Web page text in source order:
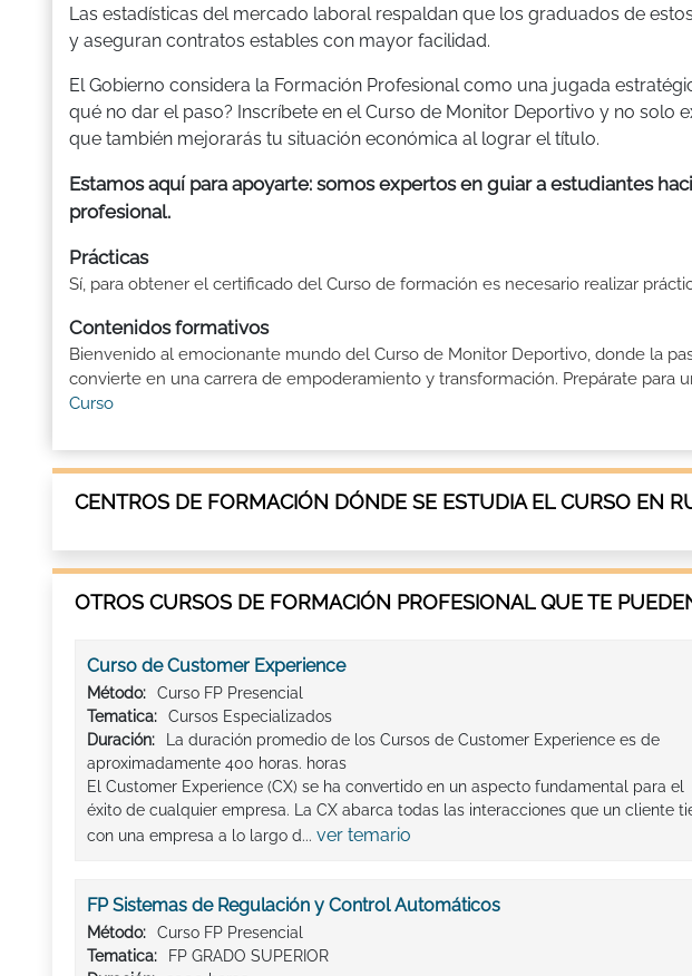
Las estadísticas del mercado laboral respaldan que los graduados de
y aseguran contratos estables con mayor facilidad.
El Gobierno considera la Formación Profesional como una jugada
qué no dar el paso? Inscríbete en el Curso de Monitor Deportivo y no solo
que también mejorarás tu situación económica al lograr el título.
Estamos aquí para apoyarte: somos expertos en guiar a estudiantes
profesional.
Prácticas
Sí, para obtener el certificado del Curso de formación es necesario realizar
Contenidos formativos
Bienvenido al emocionante mundo del Curso de Monitor Deportivo, donde la
convierte en una carrera de empoderamiento y transformación. Prepárate para
Curso
CENTROS DE FORMACIÓN DÓNDE SE ESTUDIA EL CURSO EN
OTROS CURSOS DE FORMACIÓN PROFESIONAL QUE TE
Curso de Customer Experience
Método:
Curso FP Presencial
Tematica:
Cursos Especializados
Duración:
La duración promedio de los Cursos de Customer Experience es de
aproximadamente 400 horas. horas
El Customer Experience (CX) se ha convertido en un aspecto fundamental para el
éxito de cualquier empresa. La CX abarca todas las interacciones que un cliente
con una empresa a lo largo d... ver temario
FP Sistemas de Regulación y Control Automáticos
Método:
Curso FP Presencial
Tematica:
FP GRADO SUPERIOR